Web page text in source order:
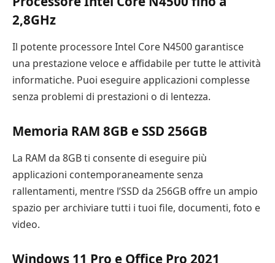
2,8GHz
Il potente processore Intel Core N4500 garantisce
una prestazione veloce e affidabile per tutte le attività
informatiche. Puoi eseguire applicazioni complesse
senza problemi di prestazioni o di lentezza.
Memoria RAM 8GB e SSD 256GB
La RAM da 8GB ti consente di eseguire più
applicazioni contemporaneamente senza
rallentamenti, mentre l’SSD da 256GB offre un ampio
spazio per archiviare tutti i tuoi file, documenti, foto e
video.
Windows 11 Pro e Office Pro 2021